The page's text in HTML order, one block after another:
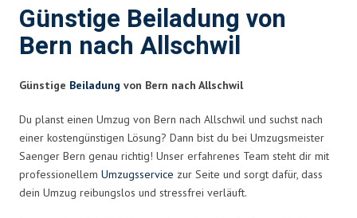
Günstige Beiladung von
Bern nach Allschwil
Günstige Beiladung von Bern nach Allschwil
Du planst einen Umzug von Bern nach Allschwil und suchst nach
einer kostengünstigen Lösung? Dann bist du bei Umzugsmeister
Saenger Bern genau richtig! Unser erfahrenes Team steht dir mit
professionellem Umzugsservice zur Seite und sorgt dafür, dass
dein Umzug reibungslos und stressfrei verläuft.